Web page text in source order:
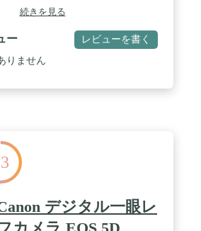
するための機能が満載
続きを見る
ー レビューを書く
りません
デジタル一眼レ